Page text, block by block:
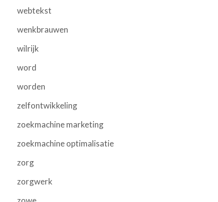
webtekst
wenkbrauwen
wilrijk
word
worden
zelfontwikkeling
zoekmachine marketing
zoekmachine optimalisatie
zorg
zorgwerk